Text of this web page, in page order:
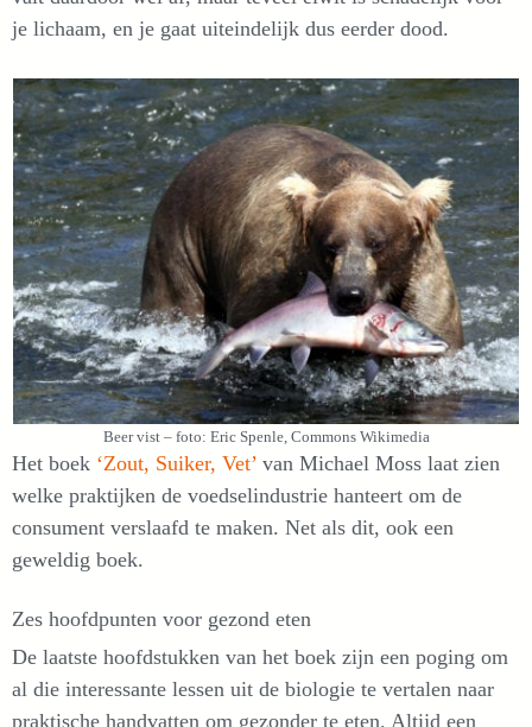
je lichaam, en je gaat uiteindelijk dus eerder dood.
Beer vist – foto: Eric Spenle, Commons Wikimedia
Het boek ‘Zout, Suiker, Vet’ van Michael Moss laat zien
welke praktijken de voedselindustrie hanteert om de
consument verslaafd te maken. Net als dit, ook een
geweldig boek.
Zes hoofdpunten voor gezond eten
De laatste hoofdstukken van het boek zijn een poging om
al die interessante lessen uit de biologie te vertalen naar
praktische handvatten om gezonder te eten. Altijd een